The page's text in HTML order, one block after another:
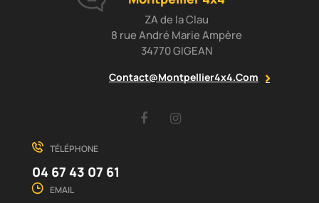
ZA de la Clau
8 rue André Marie Ampère
34770 GIGEAN
Contact@montpellier4x4.com
Facebook
TÉLÉPHONE
04 67 43 07 61
EMAIL